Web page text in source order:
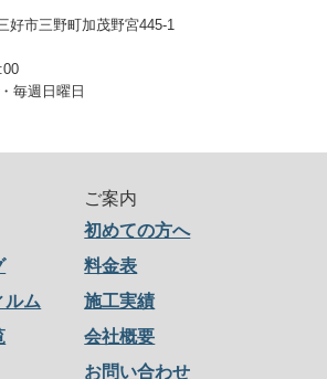
好市三野町加茂野宮445-1
毎週日曜日
ルム
ご案内
初めての方へ
料金表
施工実績
会社概要
お問い合わせ